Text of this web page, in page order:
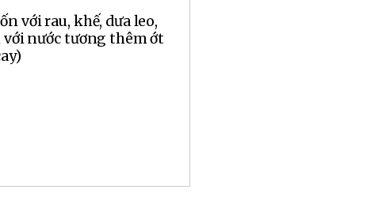
với rau, khế, dưa leo,
với nước tương thêm ớt